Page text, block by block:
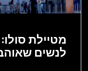
מטיילת
לנשים